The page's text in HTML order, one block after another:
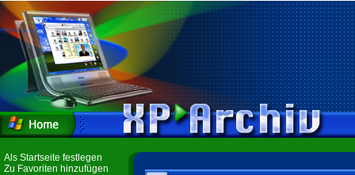
Als Startseite festlegen
Zu Favoriten hinzufügen